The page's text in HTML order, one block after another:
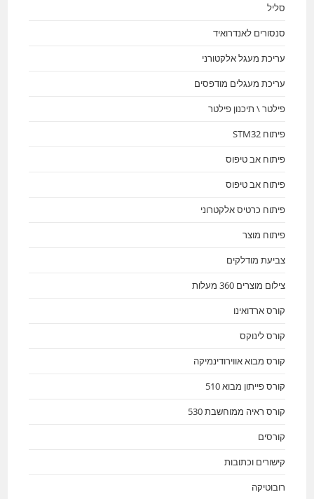
סליל
סנסורים לאנדרואיד
עריכת מעגל אלקטורני
עריכת מעגלים מודפסים
פילטר \ תיכנון פילטר
פיתוח STM32
פיתוח אב טיפוס
פיתוח אב טיפוס
פיתוח כרטיס אלקטרוני
פיתוח מוצר
צביעת מודלקים
צילום מוצרים 360 מעלות
קורס ארדואינו
קורס לינוקס
קורס מבוא אווירודינמיקה
קורס פייתון מבוא 510
קורס ראיה ממוחשבת 530
קורסים
קישורים וכתובות
רובוטיקה